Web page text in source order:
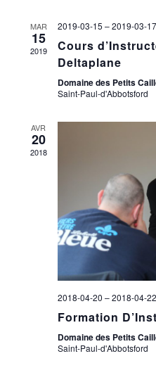
MAR
15
2019
2019-03-15 –2019-03-17
Cours
Deltaplane
Domaine des Petits
Saint-Paul-d'Abbotsford
AVR
20
2018
2018-04-20 –2018-04-22
Formation
Domaine des Petits
Saint-Paul-d'Abbotsford